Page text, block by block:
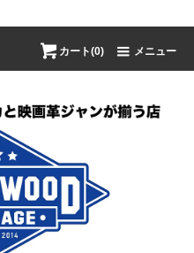
カート(0) メニュー